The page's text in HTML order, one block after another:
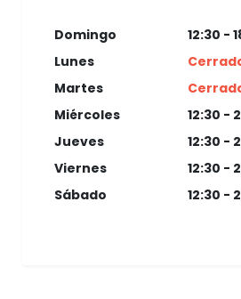
Domingo
12:30 -
Lunes
Martes
Miércoles
12:30 -
Jueves
12:30 -
Viernes
12:30 -
Sábado
12:30 -